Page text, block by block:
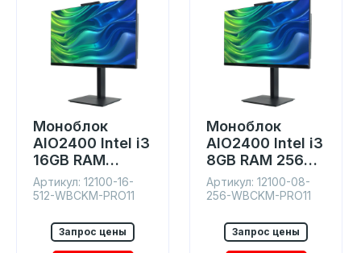
Моноблок
AIO2400 Intel i3
16GB RAM
512GB SSD IPS
23.8" Win11
Артикул: 12100-16-
512-WBCKM-PRO11
Запрос цены
Моноблок
AIO2400 Intel i3
8GB RAM 256GB
SSD IPS 23.8"
Win11
Артикул: 12100-08-
256-WBCKM-PRO11
Запрос цены